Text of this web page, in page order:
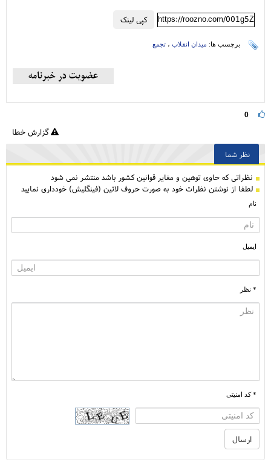
کپی لینک https://roozno.com/001g5Z
برچسب ها: میدان انقلاب ، تجمع
0
گزارش خطا
نظر شما
نظراتی كه حاوی توهین و مغایر قوانین کشور باشد منتشر نمی شود
لطفا از نوشتن نظرات خود به صورت حروف لاتین (فینگلیش) خودداری نمایید
نام
ایمیل
* نظر
* کد امنیتی